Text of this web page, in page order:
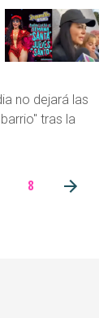
no dejará las
tras la
8